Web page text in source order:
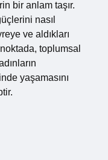
bir anlam taşır.
nasıl
ve aldıkları
toplumsal
yaşamasını